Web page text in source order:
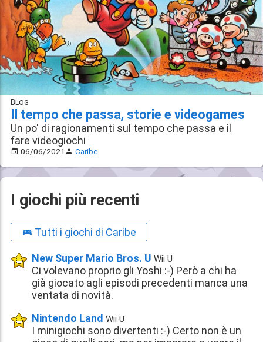
Blog
Il tempo che passa, storie e videogames
Un po' di ragionamenti sul tempo che passa e il
fare videogiochi
06/06/2021 Caribe
I giochi più recenti
Tutti i giochi di Caribe
New Super Mario Bros. U Wii U
Ci volevano proprio gli Yoshi :-) Però a chi ha
già giocato agli episodi precedenti manca una
ventata di novità.
Nintendo Land Wii U
I minigiochi sono divertenti :-) Certo non è un